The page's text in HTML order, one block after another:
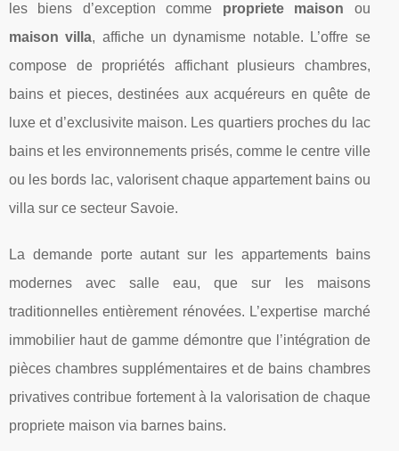
les biens d’exception comme propriete maison ou
maison villa, affiche un dynamisme notable. L’offre se
compose de propriétés affichant plusieurs chambres,
bains et pieces, destinées aux acquéreurs en quête de
luxe et d’exclusivite maison. Les quartiers proches du lac
bains et les environnements prisés, comme le centre ville
ou les bords lac, valorisent chaque appartement bains ou
villa sur ce secteur Savoie.
La demande porte autant sur les appartements bains
modernes avec salle eau, que sur les maisons
traditionnelles entièrement rénovées. L’expertise marché
immobilier haut de gamme démontre que l’intégration de
pièces chambres supplémentaires et de bains chambres
privatives contribue fortement à la valorisation de chaque
propriete maison via barnes bains.